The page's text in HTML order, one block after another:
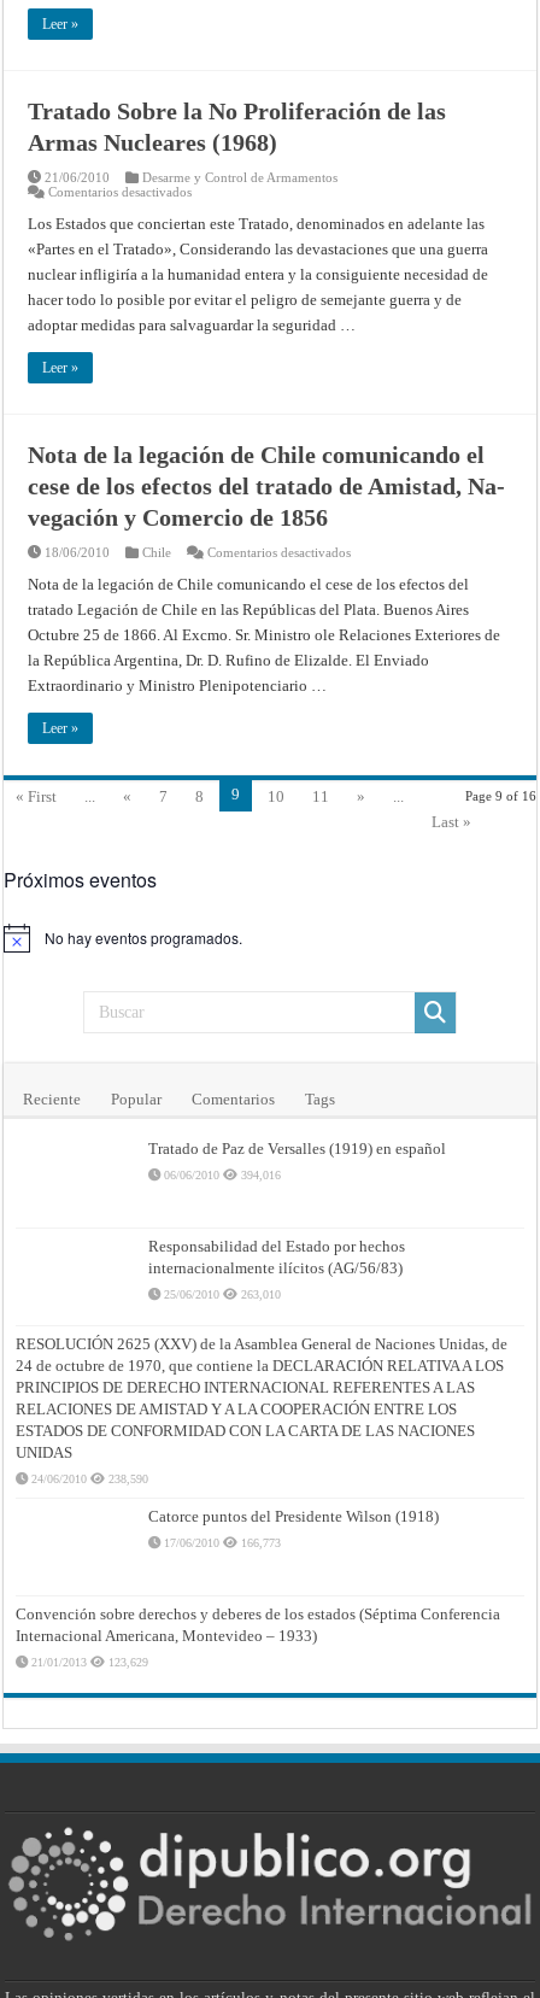
Marinos
y
Oceánicos
y
Subsuelo
(1971)
Leer »
Tratado Sobre la No Proliferación de las
Armas Nucleares (1968)
21/06/2010
Desarme y Control de Armamentos
Comentarios desactivadosen
Sobre
la
No
de
Armas
Nucleares
(1968)
Los Estados que conciertan este Tratado, denominados en adelante las
«Partes en el Tratado», Considerando las devastaciones que una guerra
nuclear infligiría a la humanidad entera y la consiguiente necesidad de
hacer todo lo posible por evitar el peligro de semejante guerra y de
adoptar medidas para salvaguardar la seguridad …
Leer »
Nota de la legación de Chile comunicando el
cese de los efectos del tratado de Amistad, Na­
vegación y Comercio de 1856
18/06/2010 Chile Comentarios desactivadosen
de
la
legación
Chile
comunicando
el
Amistad,
Na­
Nota de la legación de Chile comunicando el cese de los efectos del
tratado Legación de Chile en las Repúblicas del Plata. Buenos Aires
Octubre 25 de 1866. Al Excmo. Sr. Ministro ole Relaciones Exteriores de
la Re­pública Argentina, Dr. D. Rufino de Elizalde. El Enviado
Extraordinario y Ministro Plenipotencia­rio …
Leer »
Page 9 of 16
« First « 7 8 9 10 11 »
Last »
Próximos eventos
Aviso No hay eventos programados.
Reciente Popular Comentarios Tags
Tratado de Paz de Versalles (1919) en español
06/06/2010 394,016
Responsabilidad del Estado por hechos
internacionalmente ilícitos (AG/56/83)
25/06/2010 263,010
RESOLUCIÓN 2625 (XXV) de la Asamblea General de Naciones Unidas, de
24 de octubre de 1970, que contiene la DECLARACIÓN RELATIVA A LOS
PRINCIPIOS DE DERECHO INTERNACIONAL REFERENTES A LAS
RELACIONES DE AMISTAD Y A LA COOPERACIÓN ENTRE LOS
ESTADOS DE CONFORMIDAD CON LA CARTA DE LAS NACIONES
UNIDAS
24/06/2010 238,590
Catorce puntos del Presidente Wilson (1918)
17/06/2010 166,773
Convención sobre derechos y deberes de los estados (Séptima Conferencia
Internacional Americana, Montevideo – 1933)
21/01/2013 123,629